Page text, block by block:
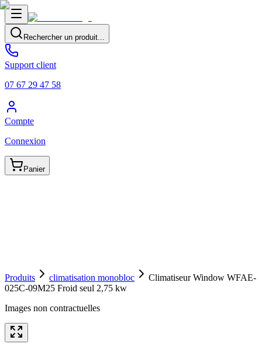
Rechercher un produit...
Support client
07 67 29 47 58
Compte
Connexion
Panier
Produits climatisation monobloc
Climatiseur Window WFAE-
025C-09M25 Froid seul 2,75 kw
Images non contractuelles